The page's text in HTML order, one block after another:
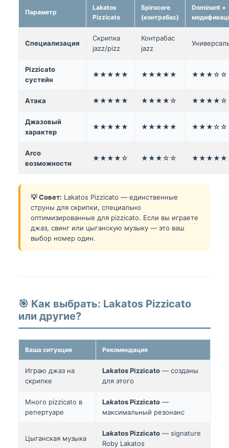
Параметр
Lakatos
Pizzicato
Spirocore
(контрабас)
Dominant +
Специализация
Скрипка
jazz/pizz
Контрабас
jazz
Pizzicato
сустейн
★★★★★ ★★★★★ ★★★☆☆
Атака ★★★★★ ★★★★☆ ★★★★☆
Джазовый
характер
★★★★★ ★★★★★ ★★★☆☆
Arco
возможности
★★★★☆ ★★★☆☆ ★★★★★
💡 Совет: Lakatos Pizzicato — единственные
струны для скрипки, специально
оптимизированные для pizzicato. Если вы играете
джаз, свинг или цыганскую музыку — это ваш
выбор номер один.
🎯 Как выбрать: Lakatos Pizzicato
или другие?
Ваша ситуация Рекомендация
Играю джаз на
скрипке
Lakatos Pizzicato — созданы
для этого
Много pizzicato в
репертуаре
Lakatos Pizzicato —
максимальный резонанс
Цыганская музыка
Lakatos Pizzicato — signature
Roby Lakatos